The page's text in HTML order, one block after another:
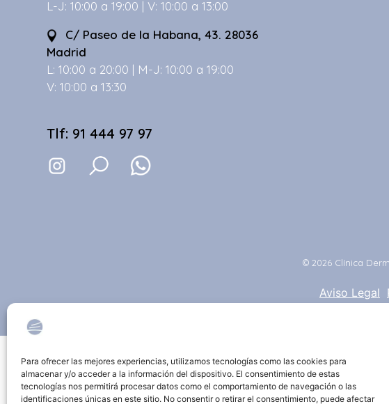
Para ofrecer las mejores experiencias, utilizamos tecnologías como las cookies para
almacenar y/o acceder a la información del dispositivo. El consentimiento de estas
tecnologías nos permitirá procesar datos como el comportamiento de navegación o las
identificaciones únicas en este sitio. No consentir o retirar el consentimiento, puede afectar
L-J: 10:00 a 19:00 | V: 10:00 a 13:00
C/ Paseo de la Habana, 43. 28036
Madrid
L: 10:00 a 20:00 | M-J: 10:00 a 19:00
V: 10:00 a 13:30
Tlf: 91 444 97 97
© 2026 Clínica
Aviso Legal